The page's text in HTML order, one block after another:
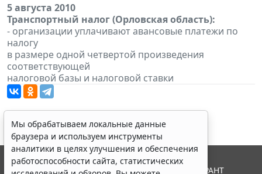
5 августа 2010
Транспортный налог (Орловская область):
- организации уплачивают авансовые платежи по
налогу
в размере одной четвертой произведения
соответствующей
налоговой базы и налоговой ставки
Мы обрабатываем локальные данные
браузера и используем инструменты
аналитики в целях улучшения и обеспечения
работоспособности сайта, статистических
© ООО "НПП "ГАРАНТ-СЕРВИС", 2026. Система ГАРАНТ